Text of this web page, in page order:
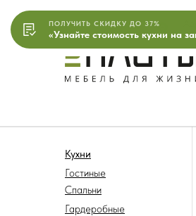
Гардеробные
Спальни
Гостиные
Кухни
ПОЛУЧИТЬ СКИДКУ ДО 37%
«Узнайте стоимость кухни на